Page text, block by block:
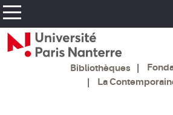
Bibliothèques
La